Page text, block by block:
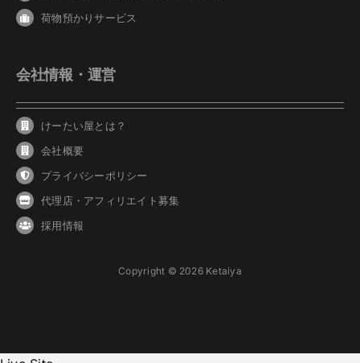
荷物預かりサービス
会社情報・運営
けーたい屋とは？
会社概要
プライバシーポリシー
代理店・アフィリエイト募集
採用情報
Copyright © 2026 Ketaiya